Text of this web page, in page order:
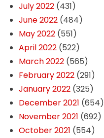
July 2022(431)
June 2022(484)
May 2022(551)
April 2022(522)
March 2022(565)
February 2022(291)
January 2022(325)
December 2021 (654)
November 2021 (692)
October 2021 (554)